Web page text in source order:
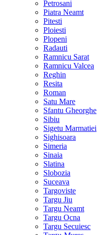
Petrosani
Piatra Neamt
Pitesti
Ploiesti
Plopeni
Radauti
Ramnicu Sarat
Ramnicu Valcea
Reghin
Resita
Roman
Satu Mare
Sfantu Gheorghe
Sibiu
Sigetu Marmatiei
Sighisoara
Simeria
Sinaia
Slatina
Slobozia
Suceava
Targoviste
Targu Jiu
Targu Neamt
Targu Ocna
Targu Secuiesc